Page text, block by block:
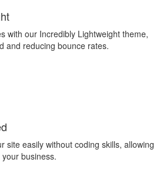
with our Incredibly Lightweight theme,
and reducing bounce rates.
site easily without coding skills, allowing
business.